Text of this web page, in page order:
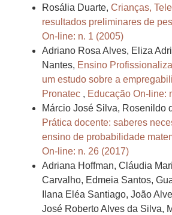
Rosália Duarte, Crianças,
resultados preliminares de
On-line: n. 1 (2005)
Adriano Rosa Alves, Eliza
Nantes, Ensino
um estudo sobre a
Pronatec , Educação On-line:
Márcio José Silva, Rosenildo
Prática docente: saberes
ensino de probabilidade
On-line: n. 26 (2017)
Adriana Hoffman, Cláudia
Carvalho, Edmeia Santos,
Ilana Eléa Santiago, João
José Roberto Alves da Silva,